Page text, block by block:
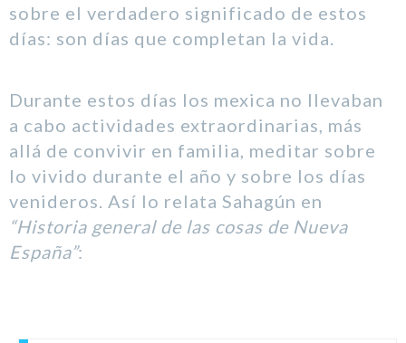
sobre el verdadero significado de estos
días: son días que completan la vida.
Durante estos días los mexica no llevaban
a cabo actividades extraordinarias, más
allá de convivir en familia, meditar sobre
lo vivido durante el año y sobre los días
venideros. Así lo relata Sahagún en
“Historia general de las cosas de Nueva
España”: